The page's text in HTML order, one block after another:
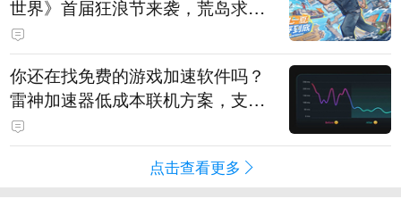
世界》首届狂浪节来袭，荒岛求生
直播即将开启
你还在找免费的游戏加速软件吗？
雷神加速器低成本联机方案，支持
免费试用
点击查看更多